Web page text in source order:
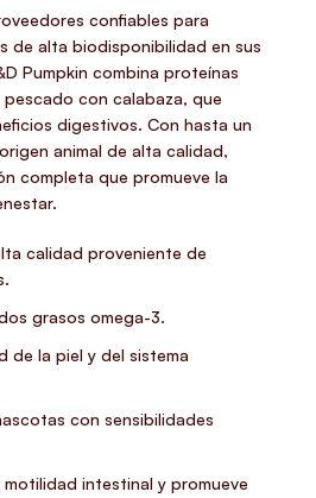
confiables para
de alta biodisponibilidad en sus
Pumpkin combina proteínas
con calabaza, que
digestivos. Con hasta un
animal de alta calidad,
completa que promueve la
calidad proveniente de
grasos omega-3.
de la piel y del sistema
con sensibilidades
motilidad intestinal y promueve